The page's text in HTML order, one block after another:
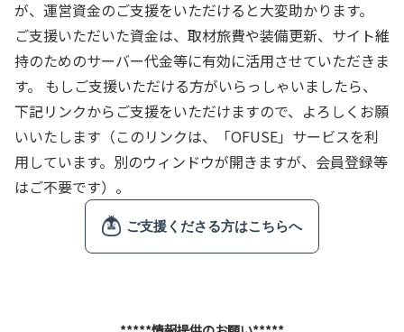
が、運営資金のご支援をいただけると大変助かります。
ご支援いただいた資金は、取材旅費や装備更新、サイト維
持のためのサーバー代金等に有効に活用させていただきま
す。 もしご支援いただける方がいらっしゃいましたら、
下記リンクからご支援をいただけますので、よろしくお願
いいたします（このリンクは、「OFUSE」サービスを利
用しています。別のウィンドウが開きますが、会員登録等
はご不要です）。